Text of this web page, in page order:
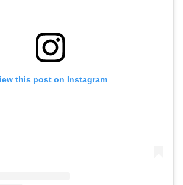
this post on Instagram